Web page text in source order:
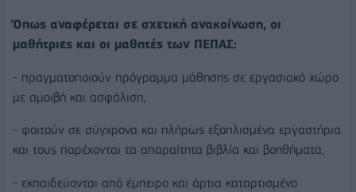
Όπως αναφέρεται σε σχετική ανακοίνωση, οι
μαθήτριες και οι μαθητές των ΠΕΠΑΣ:
- πραγματοποιούν πρόγραμμα μάθησης σε εργασιακό χώρο
με αμοιβή και ασφάλιση,
- φοιτούν σε σύγχρονα και πλήρως εξοπλισμένα εργαστήρια
και τους παρέχονται τα απαραίτητα βιβλία και βοηθήματα,
- εκπαιδεύονται από έμπειρο και άρτια καταρτισμένο